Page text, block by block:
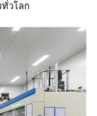
วโลก